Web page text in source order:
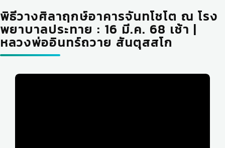
พิธีวางศิลาฤกษ์อาคารจันทโชโต ณ โรง
พยาบาลประทาย : 16 มี.ค. 68 เช้า |
หลวงพ่ออินทร์ถวาย สันตุสสโก